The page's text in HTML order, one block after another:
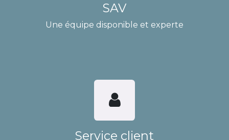
SAV
Une équipe disponible et experte
Service client